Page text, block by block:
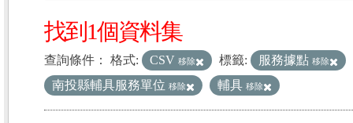
找到1個資料集
查詢條件： 格式: CSV 移除 標籤: 服務據點 移除
南投縣輔具服務單位 移除 輔具 移除